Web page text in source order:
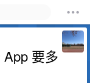
要多